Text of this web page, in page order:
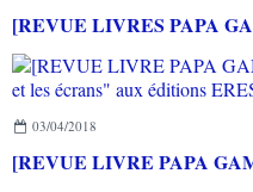
03/04/2018